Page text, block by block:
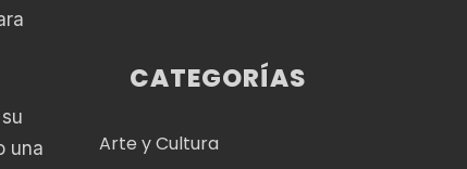
una
CATEGORÍAS
Arte y Cultura